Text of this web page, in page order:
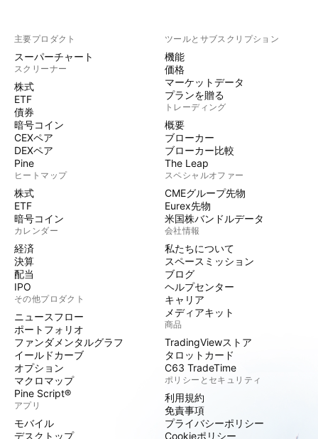
主要プロダクト
スーパーチャート
スクリーナー
株式
ETF
債券
暗号コイン
CEXペア
DEXペア
Pine
ヒートマップ
株式
ETF
暗号コイン
カレンダー
経済
決算
配当
IPO
その他プロダクト
ニュースフロー
ポートフォリオ
ファンダメンタルグラフ
イールドカーブ
オプション
マクロマップ
Pine Script®
アプリ
モバイル
デスクトップ
ツールとサブスクリプション
機能
価格
マーケットデータ
プランを贈る
トレーディング
概要
ブローカー
ブローカー比較
The Leap
スペシャルオファー
CMEグループ先物
Eurex先物
米国株バンドルデータ
会社情報
私たちについて
スペースミッション
ブログ
ヘルプセンター
キャリア
メディアキット
商品
TradingViewストア
タロットカード
C63 TradeTime
ポリシーとセキュリティ
利用規約
免責事項
プライバシーポリシー
Cookieポリシー